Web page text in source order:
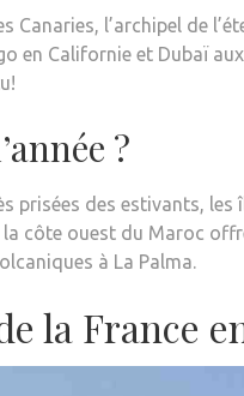
Canaries, l’archipel de
en Californie et Dubaï
?
prisées des estivants,
la côte ouest du Maroc
à La Palma.
la France